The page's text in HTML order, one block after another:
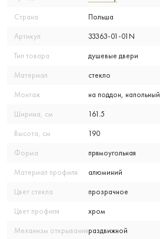
Страна Польша
Артикул 33363-01-01N
Тип товара душевые двери
Материал стекло
Монтаж на поддон, напольный
Ширина, см 161.5
Высота, см 190
Форма прямоугольная
Материал профиля алюминий
Цвет стекла прозрачное
Цвет профиля хром
Механизм открыванияраздвижной